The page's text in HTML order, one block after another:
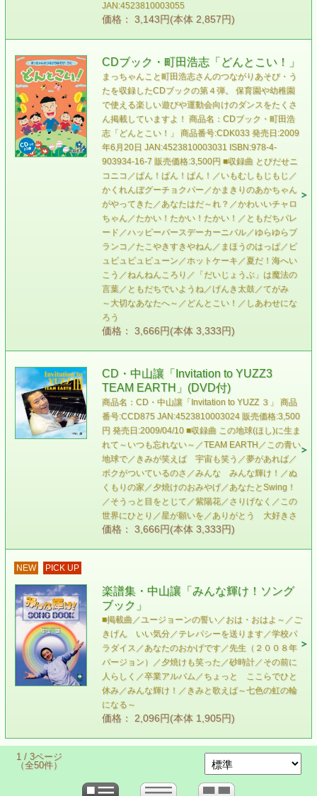
JAN:4523810003055
価格： 3,143円(本体 2,857円)
CDブック・町田浩志「どんとこい！」
まっちゃんこと町田浩志さんのつながりあそび・う
たを収録したCDブックの第４弾。 保育園や幼稚園
で使える楽しい遊びや運動会向けのダンスをたくさ
ん掲載していますよ！ 商品名：CDブック・町田浩
志「どんとこい！」 商品番号:CDK033 発売日:2009
年6月20日 JAN:4523810003031 ISBN:978-4-
903934-16-7 販売価格:3,500円 ■収録曲 とびだせニ
コニコ／ぱん！ぱん！ぱん！／いもむしもじもじ／
かくれんぼグーチョクパー／かまきりのあかちゃん
がやってきた／あなたはだ～れ？／かわいいチャロ
ちゃん／たかい！たかい！たかい！／ともだちパレ
ード／ハッピーバースデーカーニバル／ゆらゆらブ
ランコ／たこやきすきやねん／まほうのはっぱ／ビ
ュビュビュビューン／ホットケーキ／夏だ！海へい
こう／ねんねんころり／「だいじょうぶ」は魔法の
言葉／ともだちでいようね／げんき太鼓／てがみ
～大切なあなたへ～／どんとこい！／しあわせにな
ろう
価格： 3,666円(本体 3,333円)
CD・中山讓「Invitation to YUZZ3
TEAM EARTH」(DVD付)
商品名：CD・中山讓「Invitation to YUZZ ３」 商品
番号:CCD875 JAN:4523810003024 販売価格:3,500
円 発売日:2009/04/10 ■収録曲 この地球(ほし)に生ま
れて～いつも忘れない～／TEAM EARTH／この青い
地球で／きみが笑えば 宇宙も笑う／夢があれば／
ボクがついているのさ／みんな みんな輝け！／ぬ
くもりの家／夕焼けのおみやげ／あなたとSwing！
／そうっと目をとじて／紫陽花／さりげなく／この
世界にひとり／星が願いを／ありがとう 大好きさ
価格： 3,666円(本体 3,333円)
NEW PICK UP
楽譜集・中山讓「みんな輝け！ソング
ブック」
■掲載曲／ユージョーンの誓い／おは・おはよ～／ご
きげん いい気分／テレパシーを送ります／学校パ
ラダイス／あなたのおかげです／先生（２００８年
バージョン）／夕焼けも笑った／砂時計／その前に
人らしく／卒業アルバム／ちょっと ここらでひと
休み／みんな輝け！／きみと歌えば～七色の虹の輪
になる～
価格： 2,096円(本体 1,905円)
1 / 3ページ
（全50件）